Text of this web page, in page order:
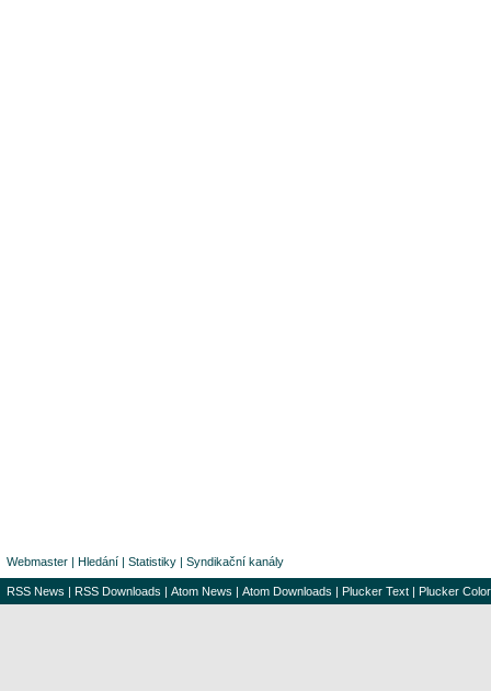
Webmaster | Hledání | Statistiky | Syndikační kanály
RSS News | RSS Downloads | Atom News | Atom Downloads | Plucker Text | Plucker Color